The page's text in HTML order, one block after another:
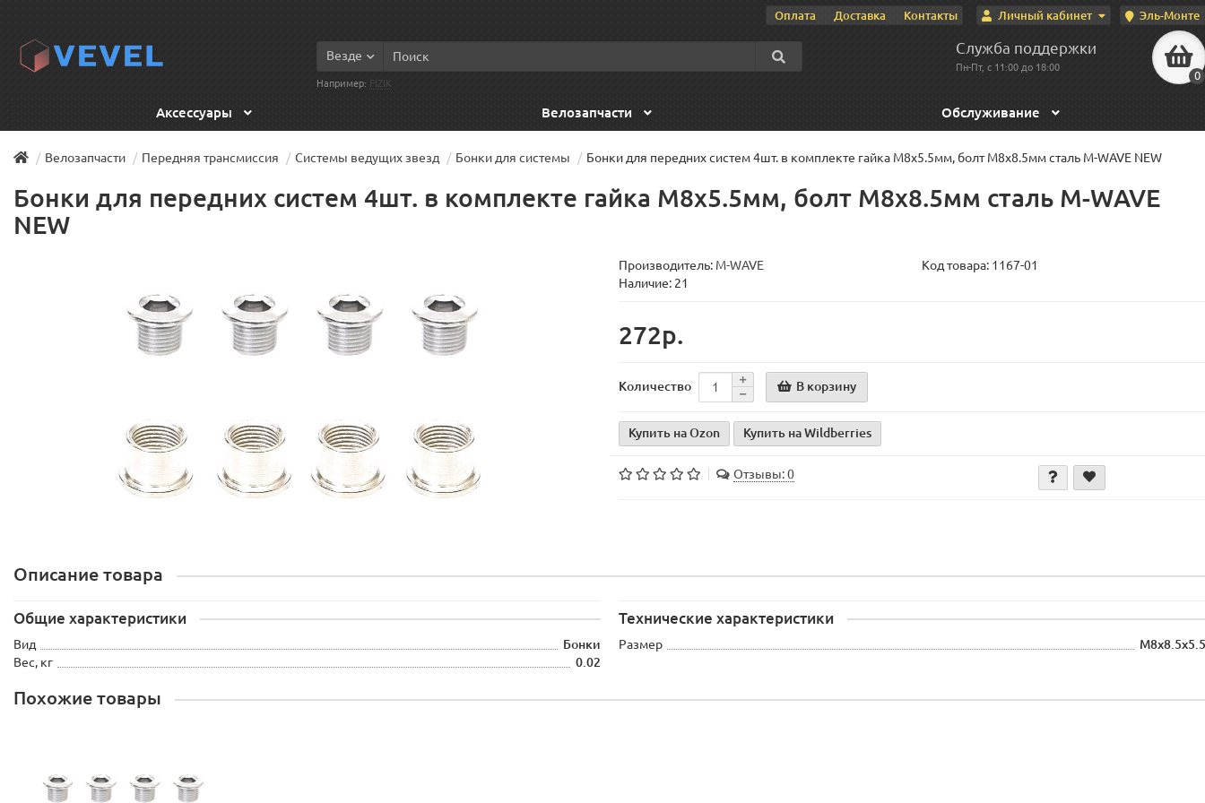
Эль-Монте
Личный кабинет
Оплата Доставка Контакты
Служба поддержки
Пн-Пт, с 11:00 до 18:00
0
Везде
Например: FIZIK
Аксессуары Велозапчасти Обслуживание
Велозапчасти Передняя трансмиссия Системы ведущих звезд Бонки для системы Бонки для передних систем 4шт. в комплекте гайка M8x5.5мм, болт M8x8.5мм сталь M-WAVE NEW
Бонки для передних систем 4шт. в комплекте гайка M8x5.5мм, болт M8x8.5мм сталь M-WAVE
NEW
Производитель: M-WAVE Код товара: 1167-01
Наличие: 21
272р.
Количество В корзину
Купить на Ozon Купить на Wildberries
Отзывы: 0
Описание товара
Общие характеристики
Вид
Бонки
Вес, кг
0.02
Технические характеристики
Размер M8x8.5x5.5
Похожие товары